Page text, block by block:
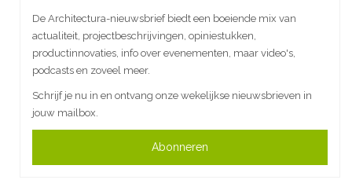
De Architectura-nieuwsbrief biedt een boeiende mix van
actualiteit, projectbeschrijvingen, opiniestukken,
productinnovaties, info over evenementen, maar video's,
podcasts en zoveel meer.
Schrijf je nu in en ontvang onze wekelijkse nieuwsbrieven in
jouw mailbox.
Abonneren